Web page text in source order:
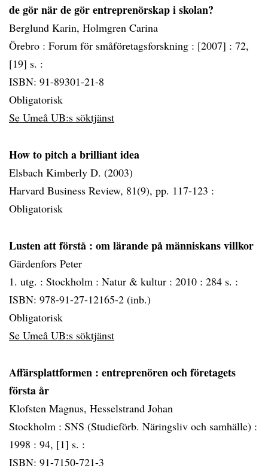
de gör när de gör entreprenörskap i skolan?
Berglund Karin, Holmgren Carina
Örebro : Forum för småföretagsforskning : [2007] : 72,
[19] s. :
ISBN: 91-89301-21-8
Obligatorisk
Se Umeå UB:s söktjänst
How to pitch a brilliant idea
Elsbach Kimberly D. (2003)
Harvard Business Review, 81(9), pp. 117-123 :
Obligatorisk
Lusten att förstå : om lärande på människans villkor
Gärdenfors Peter
1. utg. : Stockholm : Natur & kultur : 2010 : 284 s. :
ISBN: 978-91-27-12165-2 (inb.)
Obligatorisk
Se Umeå UB:s söktjänst
Affärsplattformen : entreprenören och företagets
första år
Klofsten Magnus, Hesselstrand Johan
Stockholm : SNS (Studieförb. Näringsliv och samhälle) :
1998 : 94, [1] s. :
ISBN: 91-7150-721-3